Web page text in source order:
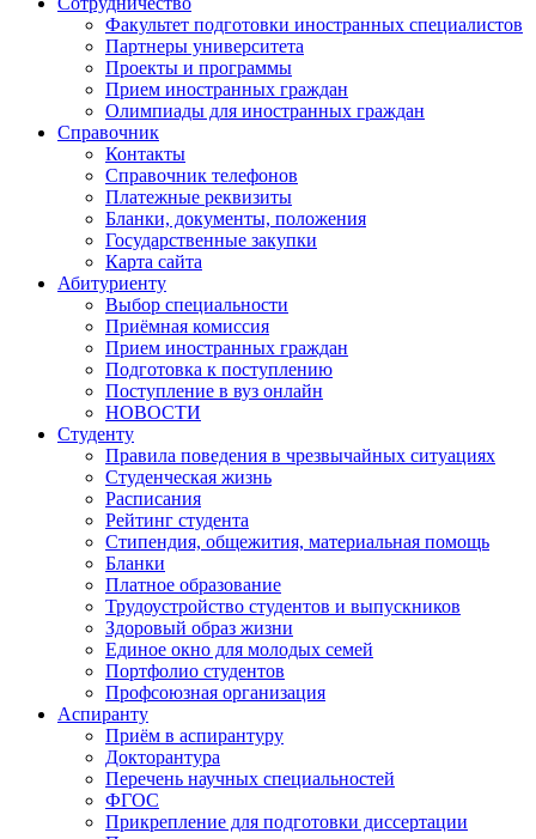
Факультет подготовки иностранных специалистов
Партнеры университета
Проекты и программы
Прием иностранных граждан
Олимпиады для иностранных граждан
Справочник
Контакты
Справочник телефонов
Платежные реквизиты
Бланки, документы, положения
Государственные закупки
Карта сайта
Абитуриенту
Выбор специальности
Приёмная комиссия
Прием иностранных граждан
Подготовка к поступлению
Поступление в вуз онлайн
НОВОСТИ
Студенту
Правила поведения в чрезвычайных ситуациях
Студенческая жизнь
Расписания
Рейтинг студента
Стипендия, общежития, материальная помощь
Бланки
Платное образование
Трудоустройство студентов и выпускников
Здоровый образ жизни
Единое окно для молодых семей
Портфолио студентов
Профсоюзная организация
Аспиранту
Приём в аспирантуру
Докторантура
Перечень научных специальностей
ФГОС
Прикрепление для подготовки диссертации